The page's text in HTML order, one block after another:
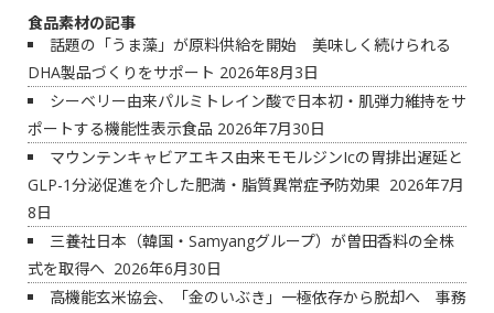
食品素材の記事
話題の「うま藻」が原料供給を開始 美味しく続けられる
DHA製品づくりをサポート 2026年8月3日
シーベリー由来パルミトレイン酸で日本初・肌弾力維持をサ
ポートする機能性表示食品 2026年7月30日
マウンテンキャビアエキス由来モモルジンIcの胃排出遅延と
GLP-1分泌促進を介した肥満・脂質異常症予防効果 2026年7月
8日
三養社日本（韓国・Samyangグループ）が曽田香料の全株
式を取得へ 2026年6月30日
高機能玄米協会、「金のいぶき」一極依存から脱却へ 事務